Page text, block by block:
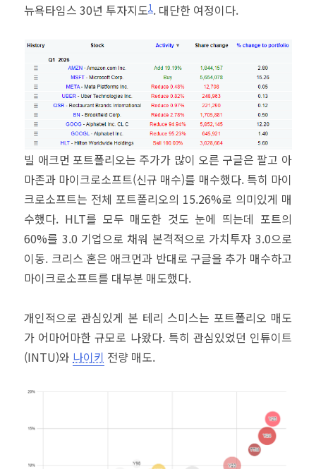
뉴욕타임스 30년 투자지도1 . 대단한 여정이다.
빌 애크먼 포트폴리오는 주가가 많이 오른 구글은 팔고 아
마존과 마이크로소프트(신규 매수)를 매수했다. 특히 마이
크로소프트는 전체 포트폴리오의 15.26%로 의미있게 매
수했다. HLT를 모두 매도한 것도 눈에 띄는데 포트의
60%를 3.0 기업으로 채워 본격적으로 가치투자 3.0으로
이동. 크리스 혼은 애크먼과 반대로 구글을 추가 매수하고
마이크로소프트를 대부분 매도했다.
개인적으로 관심있게 본 테리 스미스는 포트폴리오 매도
가 어마어마한 규모로 나왔다. 특히 관심있었던 인튜이트
(INTU)와 나이키 전량 매도.